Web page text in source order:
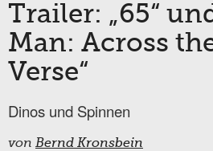
Trailer: „65“
Man: Across
Verse“
Dinos und Spinnen
von Bernd Kronsbein